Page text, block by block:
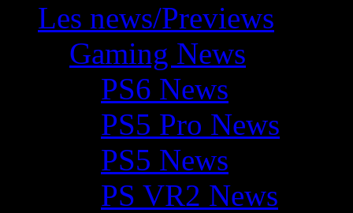
Les news/Previews
Gaming News
PS6 News
PS5 Pro News
PS5 News
PS VR2 News